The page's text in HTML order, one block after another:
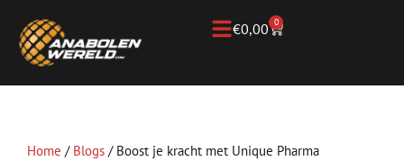
€0,00 0
Home / Blogs / Boost je kracht met Unique Pharma